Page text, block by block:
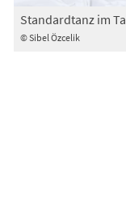
© Sibel Özcelik
Standardtanz im